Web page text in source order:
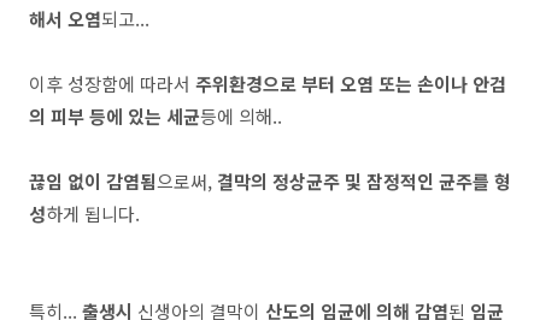
해서 오염되고...
이후 성장함에 따라서 주위환경으로 부터 오염 또는 손이나 안검
의 피부 등에 있는 세균등에 의해..
끊임 없이 감염됨으로써, 결막의 정상균주 및 잠정적인 균주를 형
성하게 됩니다.
특히... 출생시 신생아의 결막이 산도의 임균에 의해 감염된 임균